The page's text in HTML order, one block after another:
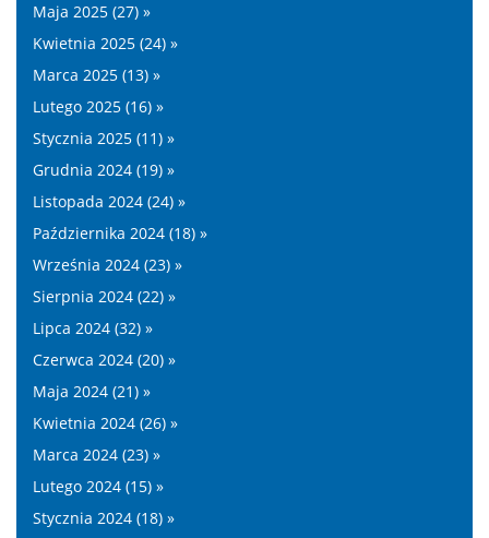
Maja 2025 (27) »
Kwietnia 2025 (24) »
Marca 2025 (13) »
Lutego 2025 (16) »
Stycznia 2025 (11) »
Grudnia 2024 (19) »
Listopada 2024 (24) »
Października 2024 (18) »
Września 2024 (23) »
Sierpnia 2024 (22) »
Lipca 2024 (32) »
Czerwca 2024 (20) »
Maja 2024 (21) »
Kwietnia 2024 (26) »
Marca 2024 (23) »
Lutego 2024 (15) »
Stycznia 2024 (18) »